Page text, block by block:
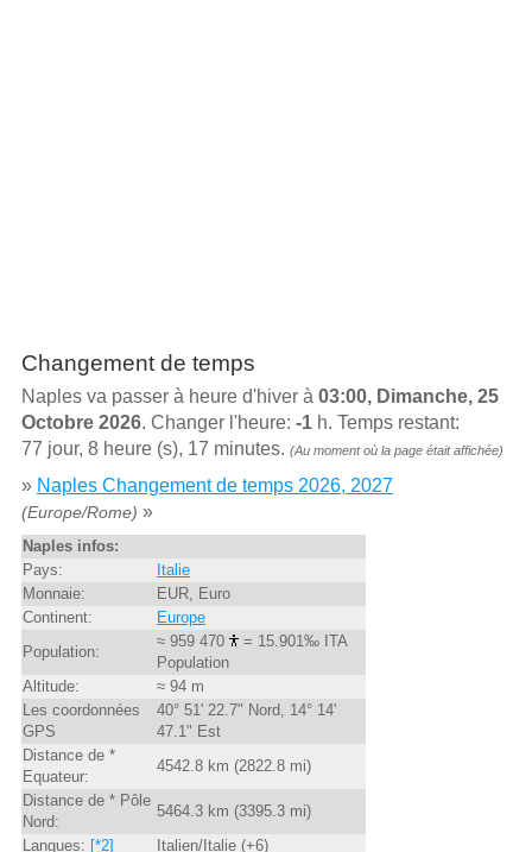
Changement de temps
Naples va passer à heure d'hiver à 03:00, Dimanche, 25
Octobre 2026. Changer l'heure: -1h. Temps restant:
77 jour, 8 heure (s), 17 minutes. (Au moment où la page était affichée)
» Naples Changement de temps 2026, 2027
(Europe/Rome) »
Naples infos:
Pays:
Italie
Monnaie:
EUR, Euro
Continent:
Europe
Population:
≈ 959 470
= 15.901‰ ITA
Population
Altitude:
≈ 94 m
Les coordonnées
GPS
40° 51' 22.7" Nord, 14° 14'
47.1" Est
Distance de *
Equateur:
4542.8 km (2822.8 mi)
Distance de * Pôle
Nord:
5464.3 km (3395.3 mi)
Langues: [*2]
Italien/Italie (+6)